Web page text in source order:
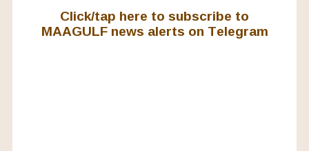
Click/tap here to subscribe to
MAAGULF news alerts on Telegram